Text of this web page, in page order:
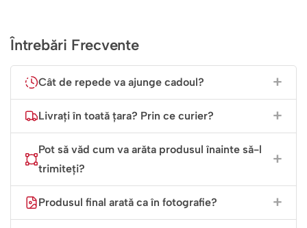
Întrebări Frecvente
Cât de repede va ajunge cadoul?
Livrați în toată țara? Prin ce curier?
Pot să văd cum va arăta produsul înainte să-l
trimiteți?
Produsul final arată ca în fotografie?